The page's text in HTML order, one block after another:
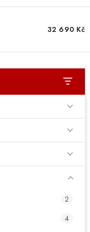
OD SMLOUVY
32 690 Kč
2
4